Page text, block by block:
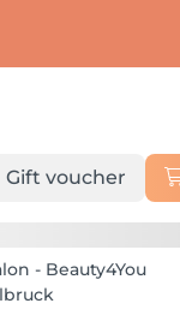
Gift voucher